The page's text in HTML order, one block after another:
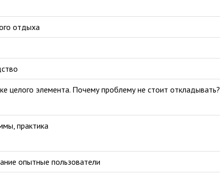
отдыха
целого элемента. Почему проблему не стоит откладывать?
практика
опытные пользователи